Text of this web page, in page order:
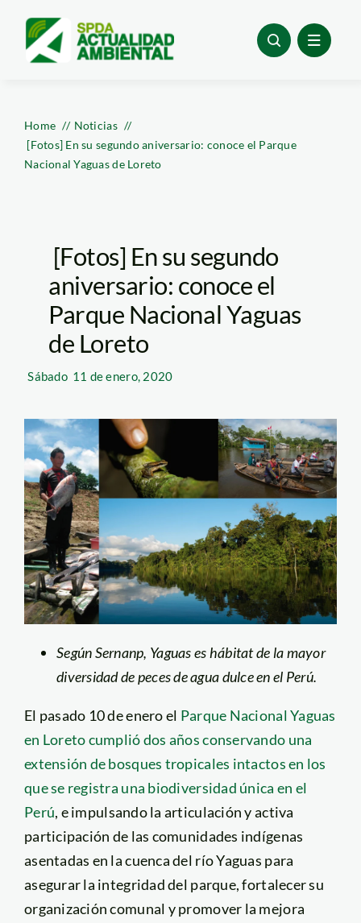
content
Home
Noticias
[Fotos] En su segundo aniversario: conoce el Parque
Nacional Yaguas de Loreto
[Fotos] En su segundo
aniversario: conoce el
Parque Nacional Yaguas
de Loreto
Sábado 11 de enero, 2020
Según Sernanp, Yaguas es hábitat de la mayor
diversidad de peces de agua dulce en el Perú.
El pasado 10 de enero el Parque Nacional Yaguas
en Loreto cumplió dos años conservando una
extensión de bosques tropicales intactos en los
que se registra una biodiversidad única en el
Perú, e impulsando la articulación y activa
participación de las comunidades indígenas
asentadas en la cuenca del río Yaguas para
asegurar la integridad del parque, fortalecer su
organización comunal y promover la mejora